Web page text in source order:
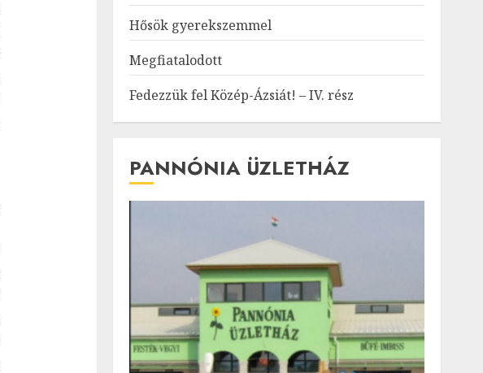
Hősök gyerekszemmel
Megfiatalodott
Fedezzük fel Közép-Ázsiát! – IV. rész
PANNÓNIA ÜZLETHÁZ